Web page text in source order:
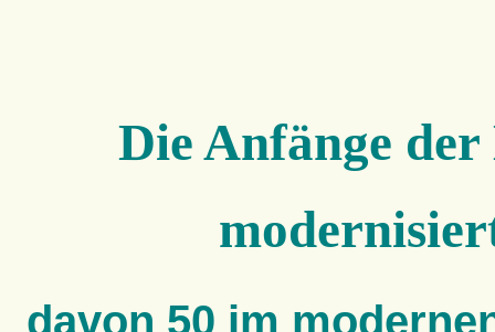
Die Anfänge
davon 50 im